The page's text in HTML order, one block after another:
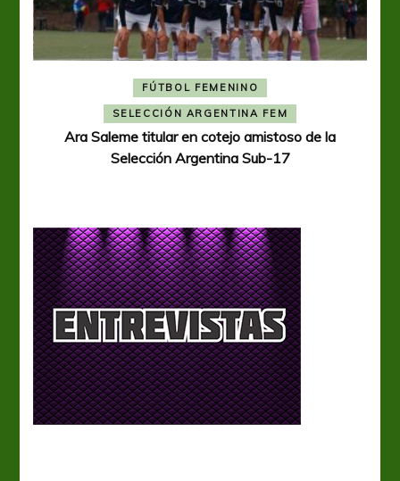
FÚTBOL FEMENINO
SELECCIÓN ARGENTINA FEM
Ara Saleme titular en cotejo amistoso de la
Selección Argentina Sub-17